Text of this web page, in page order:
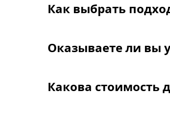
Как выбрать
Оказываете ли вы
Какова стоимость